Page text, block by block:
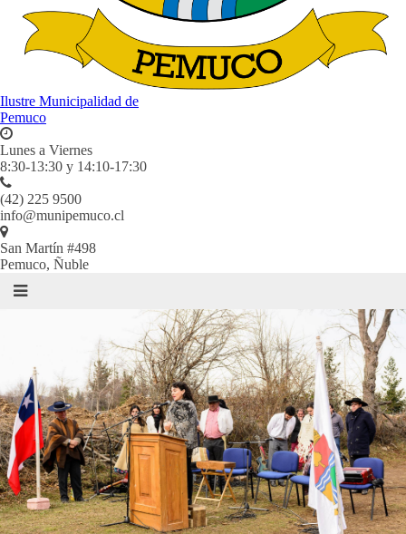
Ilustre Municipalidad de
Pemuco
Lunes a Viernes
8:30-13:30 y 14:10-17:30
(42) 225 9500
info@munipemuco.cl
San Martín #498
Pemuco, Ñuble